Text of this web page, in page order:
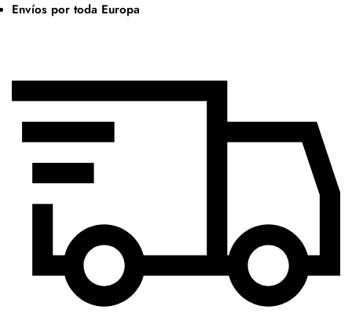
Envíos por toda Europa